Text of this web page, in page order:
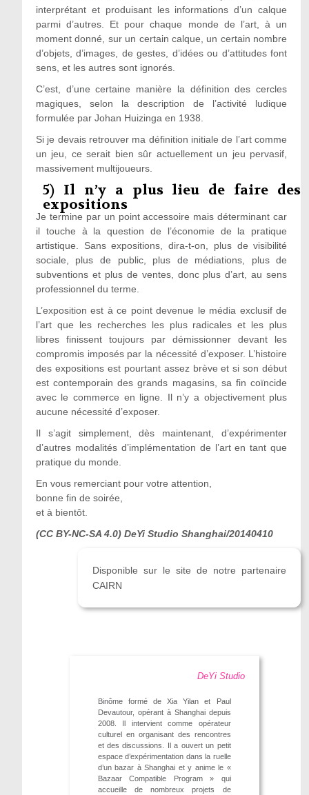
interprétant et produisant les informations d’un calque
parmi d’autres. Et pour chaque monde de l’art, à un
moment donné, sur un certain calque, un certain nombre
d’objets, d’images, de gestes, d’idées ou d’attitudes font
sens, et les autres sont ignorés.
C’est, d’une certaine manière la définition des cercles
magiques, selon la description de l’activité ludique
formulée par Johan Huizinga en 1938.
Si je devais retrouver ma définition initiale de l’art comme
un jeu, ce serait bien sûr actuellement un jeu pervasif,
massivement multijoueurs.
5) Il n’y a plus lieu de faire des
expositions
Je termine par un point accessoire mais déterminant car
il touche à la question de l’économie de la pratique
artistique. Sans expositions, dira-t-on, plus de visibilité
sociale, plus de public, plus de médiations, plus de
subventions et plus de ventes, donc plus d’art, au sens
professionnel du terme.
L’exposition est à ce point devenue le média exclusif de
l’art que les recherches les plus radicales et les plus
libres finissent toujours par démissionner devant les
compromis imposés par la nécessité d’exposer. L’histoire
des expositions est pourtant assez brève et si son début
est contemporain des grands magasins, sa fin coïncide
avec le commerce en ligne. Il n’y a objectivement plus
aucune nécessité d’exposer.
Il s’agit simplement, dès maintenant, d’expérimenter
d’autres modalités d’implémentation de l’art en tant que
pratique du monde.
En vous remerciant pour votre attention,
bonne fin de soirée,
et à bientôt.
(CC BY-NC-SA 4.0) DeYi Studio Shanghai/20140410
Disponible sur le site de notre partenaire
CAIRN
DeYi Studio
Binôme formé de Xia Yilan et Paul
Devautour, opérant à Shanghai depuis
2008. Il intervient comme opérateur
culturel en organisant des rencontres
et des discussions. Il a ouvert un ­petit
espace d’expérimentation dans la ruelle
d’un bazar à ­Shanghai et y anime le «
Bazaar Compatible Program » qui
accu­eille de nombreux projets de